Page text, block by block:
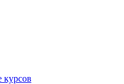
курсов